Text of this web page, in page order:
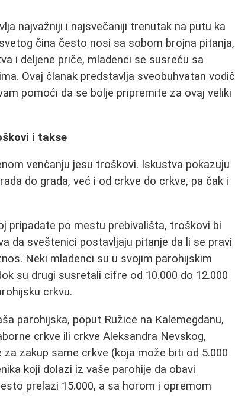
najvažniji i najsvečaniji trenutak na putu ka
čina često nosi sa sobom brojna pitanja,
i deljene priče, mladenci se susreću sa
Ovaj članak predstavlja sveobuhvatan vodič
pomoći da se bolje pripremite za ovaj veliki
i takse
venčanju jesu troškovi. Iskustva pokazuju
do grada, već i od crkve do crkve, pa čak i
pripadate po mestu prebivališta, troškovi bi
da sveštenici postavljaju pitanje da li se pravi
Neki mladenci su u svojim parohijskim
su drugi susretali cifre od 10.000 do 12.000
crkvu.
parohijska, poput Ružice na Kalemegdanu,
crkve ili crkve Aleksandra Nevskog,
zakup same crkve (koja može biti od 5.000
koji dolazi iz vaše parohije da obavi
prelazi 15.000, a sa horom i opremom